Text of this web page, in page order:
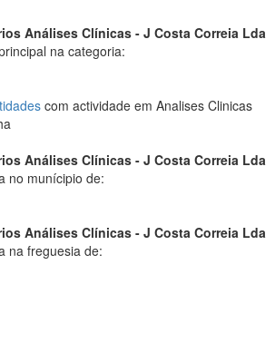
Análises Clínicas - J Costa Correia Lda
na categoria:
com actividade em Analises Clinicas
Análises Clínicas - J Costa Correia Lda
no munícipio de:
Análises Clínicas - J Costa Correia Lda
na freguesia de: